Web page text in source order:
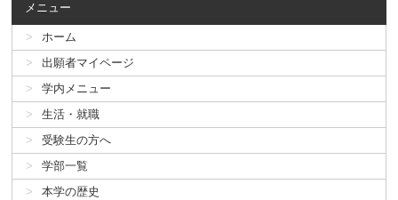
メニュー
ホーム
出願者マイページ
学内メニュー
生活・就職
受験生の方へ
学部一覧
本学の歴史